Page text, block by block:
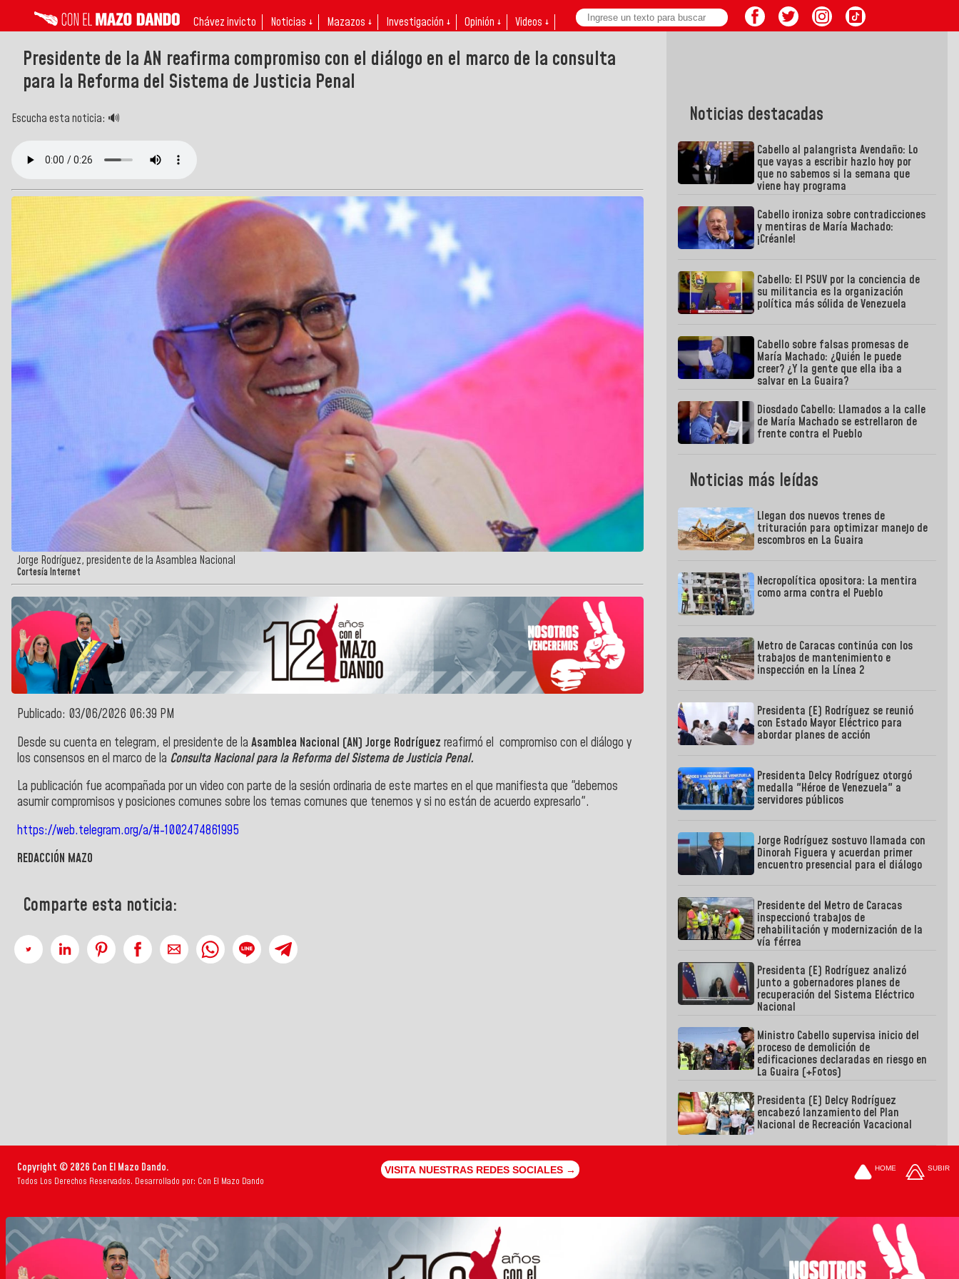
Chávez invicto Noticias ↓ Mazazos ↓ Investigación ↓ Opinión ↓ Videos ↓
Presidente de la AN reafirma compromiso con el diálogo en el marco de la consulta
para la Reforma del Sistema de Justicia Penal
Escucha esta noticia: 🔊
Jorge Rodríguez, presidente de la Asamblea Nacional
Cortesía Internet
Publicado: 03/06/2026 06:39 PM
Desde su cuenta en telegram, el presidente de la Asamblea Nacional (AN) Jorge Rodríguez reafirmó el compromiso con el diálogo y
los consensos en el marco de la Consulta Nacional para la Reforma del Sistema de Justicia Penal.
La publicación fue acompañada por un video con parte de la sesión ordinaria de este martes en el que manifiesta que "debemos
asumir compromisos y posiciones comunes sobre los temas comunes que tenemos y si no están de acuerdo expresarlo".
https://web.telegram.org/a/#-1002474861995
REDACCIÓN MAZO
Comparte esta noticia:
Noticias destacadas
Cabello al palangrista Avendaño: Lo
que vayas a escribir hazlo hoy por
que no sabemos si la semana que
viene hay programa
Cabello ironiza sobre contradicciones
y mentiras de María Machado:
¡Créanle!
Cabello: El PSUV por la conciencia de
su militancia es la organización
política más sólida de Venezuela
Cabello sobre falsas promesas de
María Machado: ¿Quién le puede
creer? ¿Y la gente que ella iba a
salvar en La Guaira?
Diosdado Cabello: Llamados a la calle
de María Machado se estrellaron de
frente contra el Pueblo
Noticias más leídas
Llegan dos nuevos trenes de
trituración para optimizar manejo de
escombros en La Guaira
Necropolítica opositora: La mentira
como arma contra el Pueblo
Metro de Caracas continúa con los
trabajos de mantenimiento e
inspección en la Línea 2
Presidenta (E) Rodríguez se reunió
con Estado Mayor Eléctrico para
abordar planes de acción
Presidenta Delcy Rodríguez otorgó
medalla "Héroe de Venezuela" a
servidores públicos
Jorge Rodríguez sostuvo llamada con
Dinorah Figuera y acuerdan primer
encuentro presencial para el diálogo
Presidente del Metro de Caracas
inspeccionó trabajos de
rehabilitación y modernización de la
vía férrea
Presidenta (E) Rodríguez analizó
junto a gobernadores planes de
recuperación del Sistema Eléctrico
Nacional
Ministro Cabello supervisa inicio del
proceso de demolición de
edificaciones declaradas en riesgo en
La Guaira (+Fotos)
Presidenta (E) Delcy Rodríguez
encabezó lanzamiento del Plan
Nacional de Recreación Vacacional
Copyright © 2026 Con El Mazo Dando.
Todos Los Derechos Reservados. Desarrollado por: Con El Mazo Dando
VISITA NUESTRAS REDES SOCIALES → HOME SUBIR